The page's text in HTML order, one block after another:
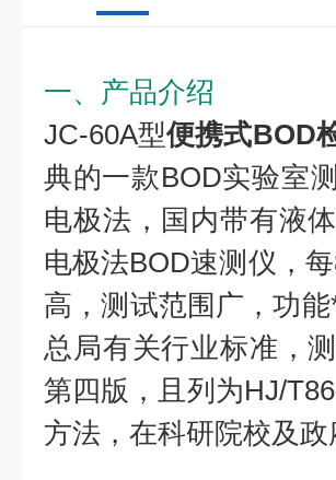
一、产品介绍
JC-60A型便携式BOD
典的一款BOD实验室
电极法，国内带有液
电极法BOD速测仪，
高，测试范围广，功
总局有关行业标准，
第四版，且列为HJ/
方法，在科研院校及